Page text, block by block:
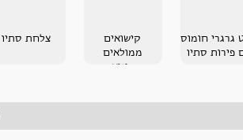
גרגרי חומוס
פירות סתיו
קישואים
ממולאים
בקינואה
צלחת סתיו